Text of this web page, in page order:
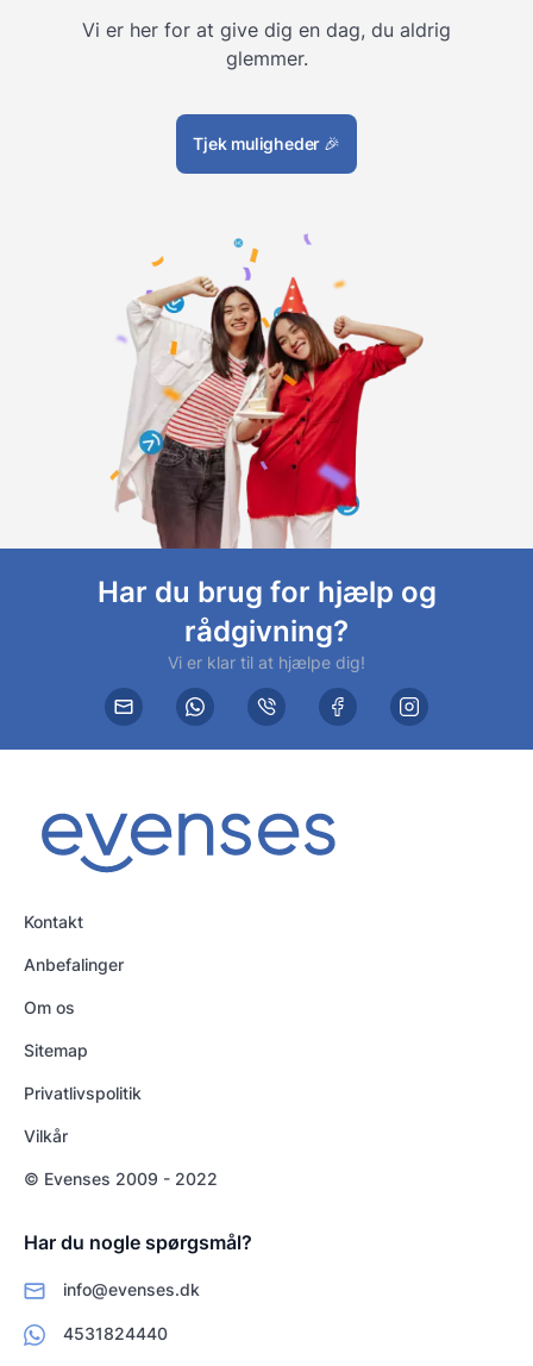
Vi er her for at give dig en dag, du aldrig
glemmer.
Tjek muligheder 🎉
Har du brug for hjælp og
rådgivning?
Vi er klar til at hjælpe dig!
Kontakt
Anbefalinger
Om os
Sitemap
Privatlivspolitik
Vilkår
© Evenses 2009 - 2022
Har du nogle spørgsmål?
info@evenses.dk
4531824440